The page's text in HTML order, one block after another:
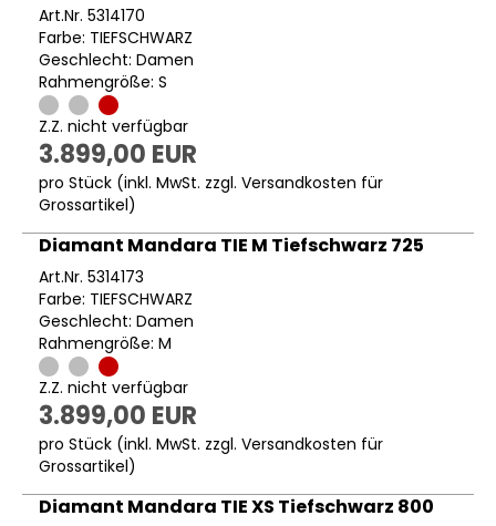
Art.Nr. 5314170
Farbe: TIEFSCHWARZ
Geschlecht: Damen
Rahmengröße: S
Z.Z. nicht verfügbar
3.899,00 EUR
pro Stück (inkl. MwSt. zzgl. Versandkosten für
Grossartikel)
Diamant Mandara TIE M Tiefschwarz 725
Art.Nr. 5314173
Farbe: TIEFSCHWARZ
Geschlecht: Damen
Rahmengröße: M
Z.Z. nicht verfügbar
3.899,00 EUR
pro Stück (inkl. MwSt. zzgl. Versandkosten für
Grossartikel)
Diamant Mandara TIE XS Tiefschwarz 800